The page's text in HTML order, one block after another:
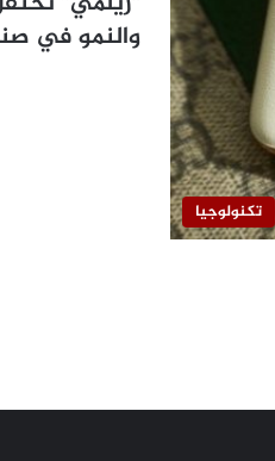
تكنولوجيا
والنمو في